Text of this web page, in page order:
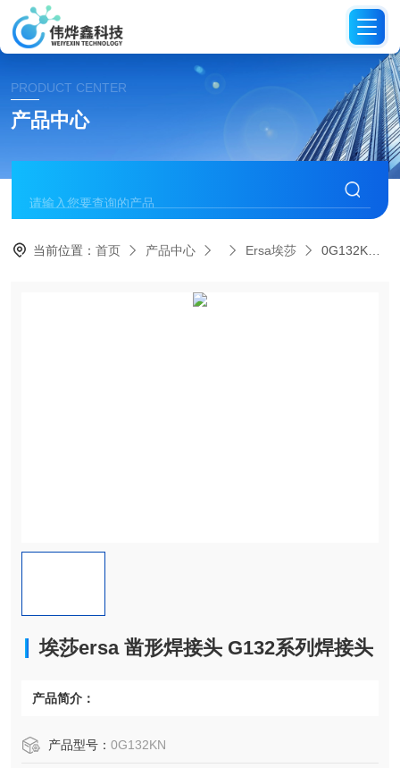
PRODUCT CENTER
产品中心
当前位置：首页 产品中心 Ersa埃莎 0G132KN埃莎ersa 凿形焊接头 G132系列焊接头
埃莎ersa 凿形焊接头 G132系列焊接头
产品简介：
产品型号： 0G132KN